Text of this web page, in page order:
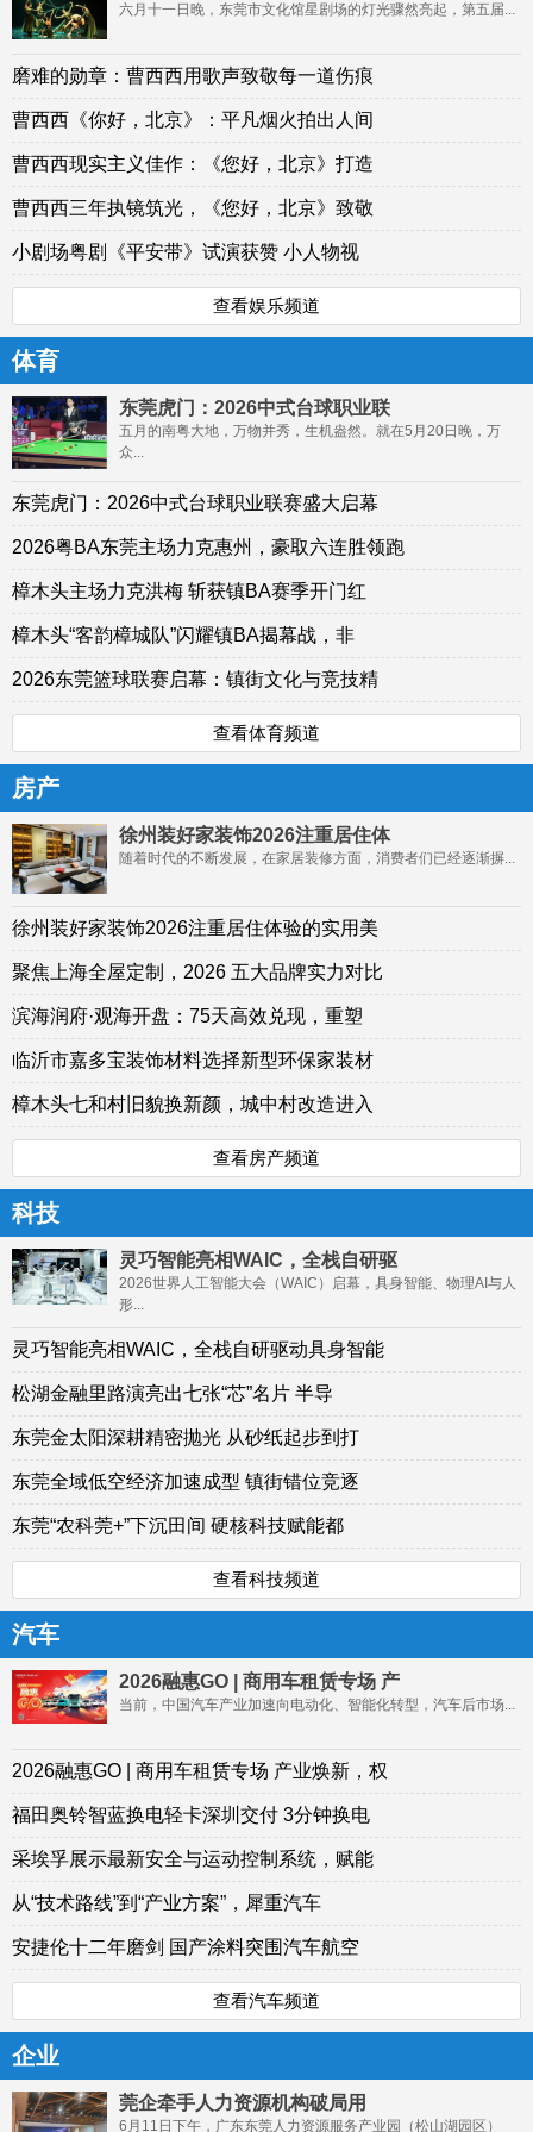
六月十一日晚，东莞市文化馆星剧场的灯光骤然亮起，第五届...
磨难的勋章：曹西西用歌声致敬每一道伤痕
曹西西《你好，北京》：平凡烟火拍出人间
曹西西现实主义佳作：《您好，北京》打造
曹西西三年执镜筑光，《您好，北京》致敬
小剧场粤剧《平安带》试演获赞 小人物视
查看娱乐频道
体育
东莞虎门：2026中式台球职业联
五月的南粤大地，万物并秀，生机盎然。就在5月20日晚，万
众...
东莞虎门：2026中式台球职业联赛盛大启幕
2026粤BA东莞主场力克惠州，豪取六连胜领跑
樟木头主场力克洪梅 斩获镇BA赛季开门红
樟木头“客韵樟城队”闪耀镇BA揭幕战，非
2026东莞篮球联赛启幕：镇街文化与竞技精
查看体育频道
房产
徐州装好家装饰2026注重居住体
随着时代的不断发展，在家居装修方面，消费者们已经逐渐摒...
徐州装好家装饰2026注重居住体验的实用美
聚焦上海全屋定制，2026 五大品牌实力对比
滨海润府·观海开盘：75天高效兑现，重塑
临沂市嘉多宝装饰材料选择新型环保家装材
樟木头七和村旧貌换新颜，城中村改造进入
查看房产频道
科技
灵巧智能亮相WAIC，全栈自研驱
2026世界人工智能大会（WAIC）启幕，具身智能、物理AI与人
形...
灵巧智能亮相WAIC，全栈自研驱动具身智能
松湖金融里路演亮出七张“芯”名片 半导
东莞金太阳深耕精密抛光 从砂纸起步到打
东莞全域低空经济加速成型 镇街错位竞逐
东莞“农科莞+”下沉田间 硬核科技赋能都
查看科技频道
汽车
2026融惠GO | 商用车租赁专场 产
当前，中国汽车产业加速向电动化、智能化转型，汽车后市场...
2026融惠GO | 商用车租赁专场 产业焕新，权
福田奥铃智蓝换电轻卡深圳交付 3分钟换电
采埃孚展示最新安全与运动控制系统，赋能
从“技术路线”到“产业方案”，犀重汽车
安捷伦十二年磨剑 国产涂料突围汽车航空
查看汽车频道
企业
莞企牵手人力资源机构破局用
6月11日下午，广东东莞人力资源服务产业园（松山湖园区）